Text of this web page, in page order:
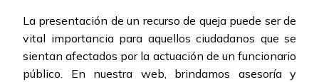
La presentación de un recurso de queja puede ser de
vital importancia para aquellos ciudadanos que se
sientan afectados por la actuación de un funcionario
público. En nuestra web, brindamos asesoría y